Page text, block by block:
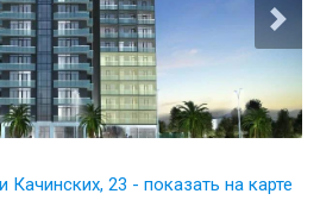
Качинских, 23 - показать на карте